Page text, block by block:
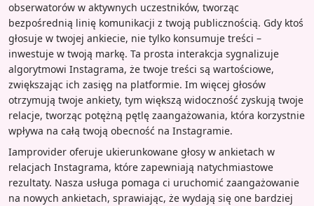
Warunki
Blog
obserwatorów w aktywnych uczestników, tworząc
bezpośrednią linię komunikacji z twoją publicznością. Gdy ktoś
głosuje w twojej ankiecie, nie tylko konsumuje treści –
inwestuje w twoją markę. Ta prosta interakcja sygnalizuje
algorytmowi Instagrama, że twoje treści są wartościowe,
zwiększając ich zasięg na platformie. Im więcej głosów
otrzymują twoje ankiety, tym większą widoczność zyskują twoje
relacje, tworząc potężną pętlę zaangażowania, która korzystnie
wpływa na całą twoją obecność na Instagramie.
Iamprovider oferuje ukierunkowane głosy w ankietach w
relacjach Instagrama, które zapewniają natychmiastowe
rezultaty. Nasza usługa pomaga ci uruchomić zaangażowanie
na nowych ankietach, sprawiając, że wydają się one bardziej